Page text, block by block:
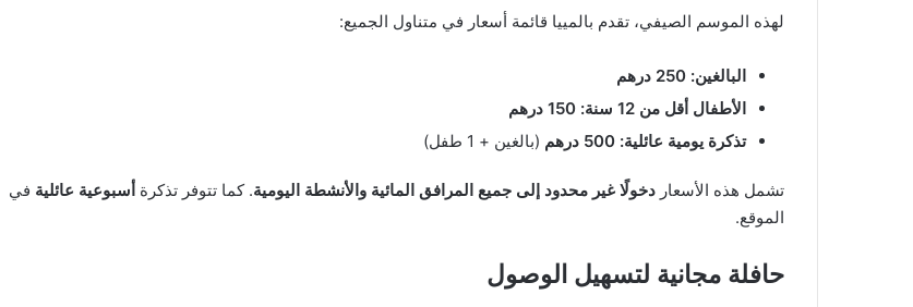
لهذه الموسم الصيفي، تقدم بالمييا قائمة أسعار في متناول الجميع:
البالغين: 250 درهم
الأطفال أقل من 12 سنة: 150 درهم
تذكرة يومية عائلية: 500 درهم
(بالغين + 1 طفل)
تشمل هذه الأسعار دخولًا غير محدود إلى جميع المرافق المائية والأنشطة اليومية. كما تتوفر تذكرة أسبوعية عائلية في
الموقع.
حافلة مجانية لتسهيل الوصول